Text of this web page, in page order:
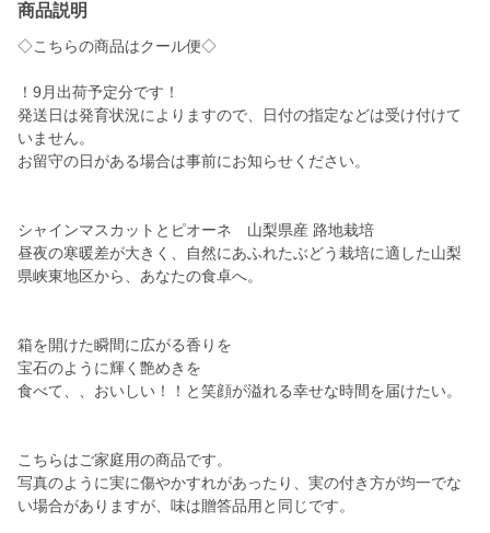
商品説明
◇こちらの商品はクール便◇
！9月出荷予定分です！
発送日は発育状況によりますので、日付の指定などは受け付けて
いません。
お留守の日がある場合は事前にお知らせください。
シャインマスカットとピオーネ 山梨県産 路地栽培
昼夜の寒暖差が大きく、自然にあふれたぶどう栽培に適した山梨
県峡東地区から、あなたの食卓へ。
箱を開けた瞬間に広がる香りを
宝石のように輝く艶めきを
食べて、、おいしい！！と笑顔が溢れる幸せな時間を届けたい。
こちらはご家庭用の商品です。
写真のように実に傷やかすれがあったり、実の付き方が均一でな
い場合がありますが、味は贈答品用と同じです。